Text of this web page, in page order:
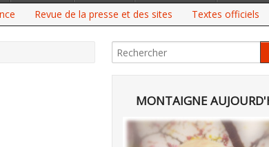
Revue de la presse et des sites Textes officiels
MONTAIGNE